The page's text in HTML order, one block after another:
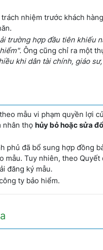
nhiệm trước khách
trường hợp đầu tiên khiếu
. Ông cũng chỉ ra một
khi dân tài chính, giáo
mẫu vi phạm quyền lợi
nhân thọ hủy bỏ hoặc sửa
phủ đã bổ sung hợp đồng
mẫu. Tuy nhiên, theo
đăng ký mẫu.
ty bảo hiểm.